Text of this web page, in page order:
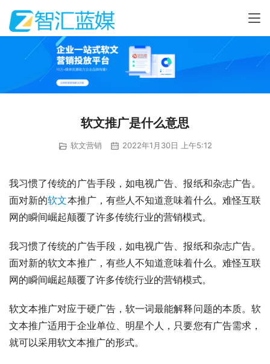
软文推广是什么意思
软文营销 2022年1月30日 上午5:12
我习惯了传统的广告手段，如电视广告、报纸和杂志广告。
面对新的软文本推广，有些人不知道意味着什么。难怪互联
网的瞬间崛起颠覆了许多传统行业的营销模式。
我习惯了传统的广告手段，如电视广告、报纸和杂志广告。
面对新的软文本推广，有些人不知道意味着什么。难怪互联
网的瞬间崛起颠覆了许多传统行业的营销模式。
软文本推广对应于硬广告，软一词最能解释问题的本质。软
文本推广适用于企业单位、明星个人，只要您有广告需求，
就可以采用软文本推广的形式。